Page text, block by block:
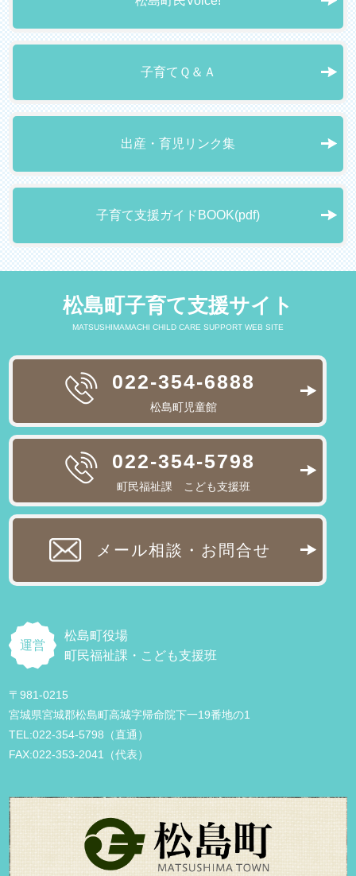
子育てＱ＆Ａ
出産・育児リンク集
子育て支援ガイドBOOK(pdf)
松島町子育て支援サイト
MATSUSHIMAMACHI CHILD CARE SUPPORT WEB SITE
022-354-6888
松島町児童館
022-354-5798
町民福祉課 こども支援班
メール相談・お問合せ
運営
松島町役場
町民福祉課・こども支援班
〒981-0215
宮城県宮城郡松島町高城字帰命院下一19番地の1
TEL:022-354-5798（直通）
FAX:022-353-2041（代表）